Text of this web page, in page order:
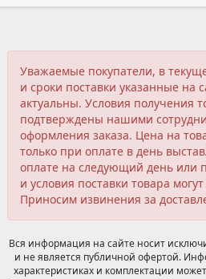
Уважаемые покупатели, в
и сроки поставки указанные на
актуальны. Условия получения
подтверждены нашими
оформления заказа. Цена на
только при оплате в день
оплате на следующий день или
и условия поставки товара
Приносим извинения за
Вся информация на сайте носит
и не является публичной офертой.
характеристиках и комплектации